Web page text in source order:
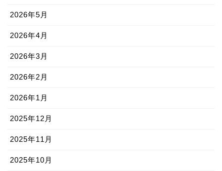
2026年5月
2026年4月
2026年3月
2026年2月
2026年1月
2025年12月
2025年11月
2025年10月